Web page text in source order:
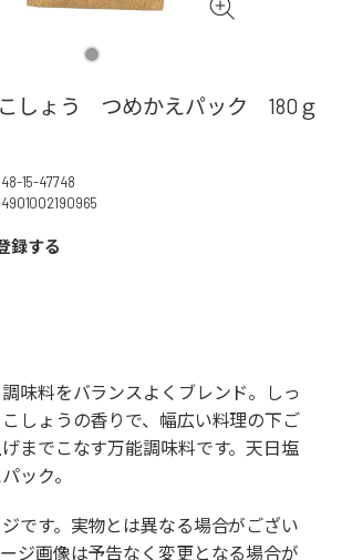
しょう つめかえパック 180ｇ
48-15-47748
4901002190965
録する
味料をバランスよくブレンド。しっ
しょうの香りで、幅広い料理の下ご
までこなす万能調味料です。天日塩
ック。
です。実物とは異なる場合がござい
ジ画像は予告なく変更となる場合が